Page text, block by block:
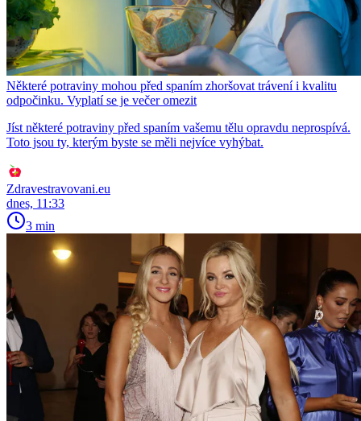
Některé potraviny mohou před spaním zhoršovat trávení i kvalitu
odpočinku. Vyplatí se je večer omezit
Jíst některé potraviny před spaním vašemu tělu opravdu neprospívá.
Toto jsou ty, kterým byste se měli nejvíce vyhýbat.
Zdravestravovani.eu
dnes, 11:33
3 min